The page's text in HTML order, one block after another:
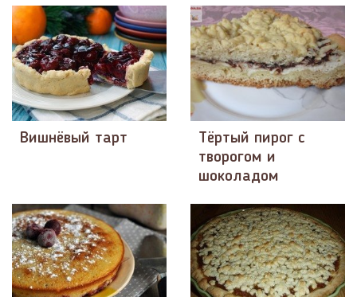
Вишнёвый тарт
Тёртый пирог с
творогом и
шоколадом